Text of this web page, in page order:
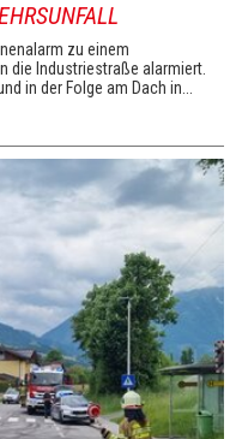
zu einem
die Industriestraße alarmiert.
in der Folge am Dach in...